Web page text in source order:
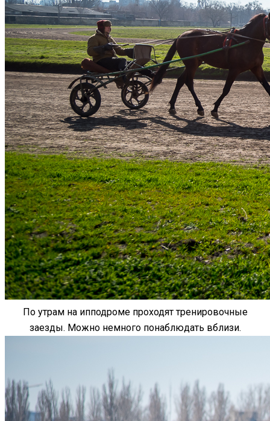
По утрам на ипподроме проходят тренировочные
заезды. Можно немного понаблюдать вблизи.